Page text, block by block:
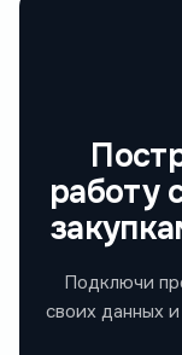
работу
Подключи
своих данных